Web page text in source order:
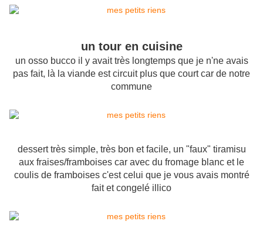
un tour en cuisine
un osso bucco il y avait très longtemps que je n'ne avais
pas fait, là la viande est circuit plus que court car de notre
commune
dessert très simple, très bon et facile, un "faux" tiramisu
aux fraises/framboises car avec du fromage blanc et le
coulis de framboises c'est celui que je vous avais montré
fait et congelé illico